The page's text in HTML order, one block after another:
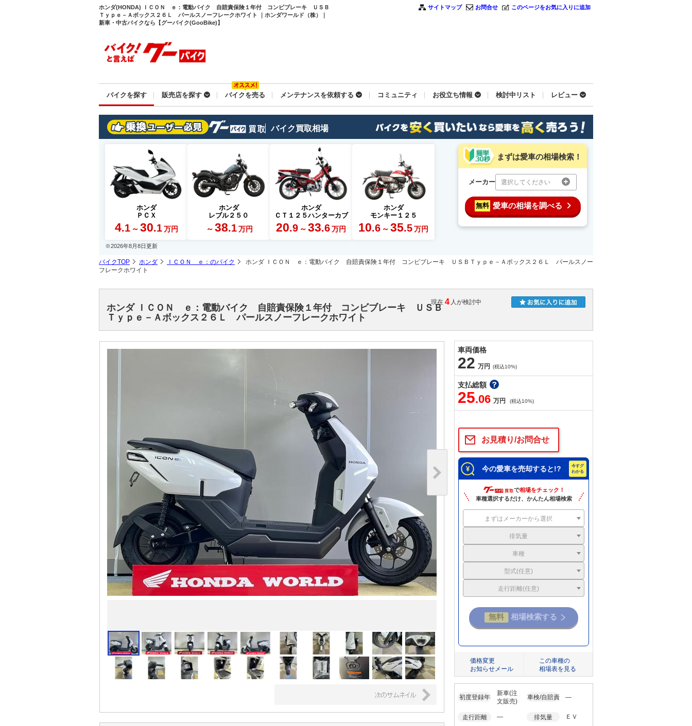
ホンダ(HONDA) ＩＣＯＮ ｅ：電動バイク 自賠責保険１年付 コンビブレーキ ＵＳＢ
Ｔｙｐｅ－Ａボックス２６Ｌ パールスノーフレークホワイト ｜ホンダワールド（株）｜
新車・中古バイクなら【グーバイク(GooBike)】
サイトマップ お問合せ このページをお気に入りに追加
バイクを探す 販売店を探す バイクを売る メンテナンスを依頼する コミュニティ お役立ち情報 検討中リスト レビュー
バイク買取相場
ホンダ
ＰＣＸ
4.1 ～ 30.1 万円
ホンダ
レブル２５０
～ 38.1 万円
ホンダ
ＣＴ１２５ハンターカブ
20.9 ～ 33.6万円
ホンダ
モンキー１２５
10.6 ～ 35.5万円
まずは愛車の相場検索！
メーカー 選択してください
無料 愛車の相場を調べる
※2026年8月8日更新
バイクTOP ホンダ ＩＣＯＮ ｅ：のバイク
ホンダ ＩＣＯＮ ｅ：電動バイク 自賠責保険１年付 コンビブレーキ ＵＳＢＴｙｐｅ－Ａボックス２６Ｌ パールスノー
フレークホワイト
現在 4 人が検討中
ホンダ ＩＣＯＮ ｅ：電動バイク 自賠責保険１年付 コンビブレーキ ＵＳＢ
Ｔｙｐｅ－Ａボックス２６Ｌ パールスノーフレークホワイト
車両価格
22 万円 (税込10%)
支払総額
25.06 万円 (税込10%)
お見積り/お問合せ
今の愛車を売却すると!?
で相場をチェック！
車種選択するだけ、かんたん相場検索
まずはメーカーから選択
排気量
車種
型式(任意)
走行距離(任意)
価格変更
お知らせメール
この車種の
相場表を見る
初度登録年
新車(注
文販売)
車検/自賠責 ―
走行距離 ― 排気量 ＥＶ